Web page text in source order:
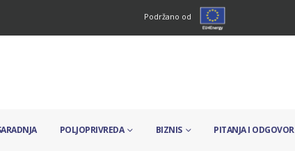
Podržano od
POLJOPRIVREDA BIZNIS PITANJA I